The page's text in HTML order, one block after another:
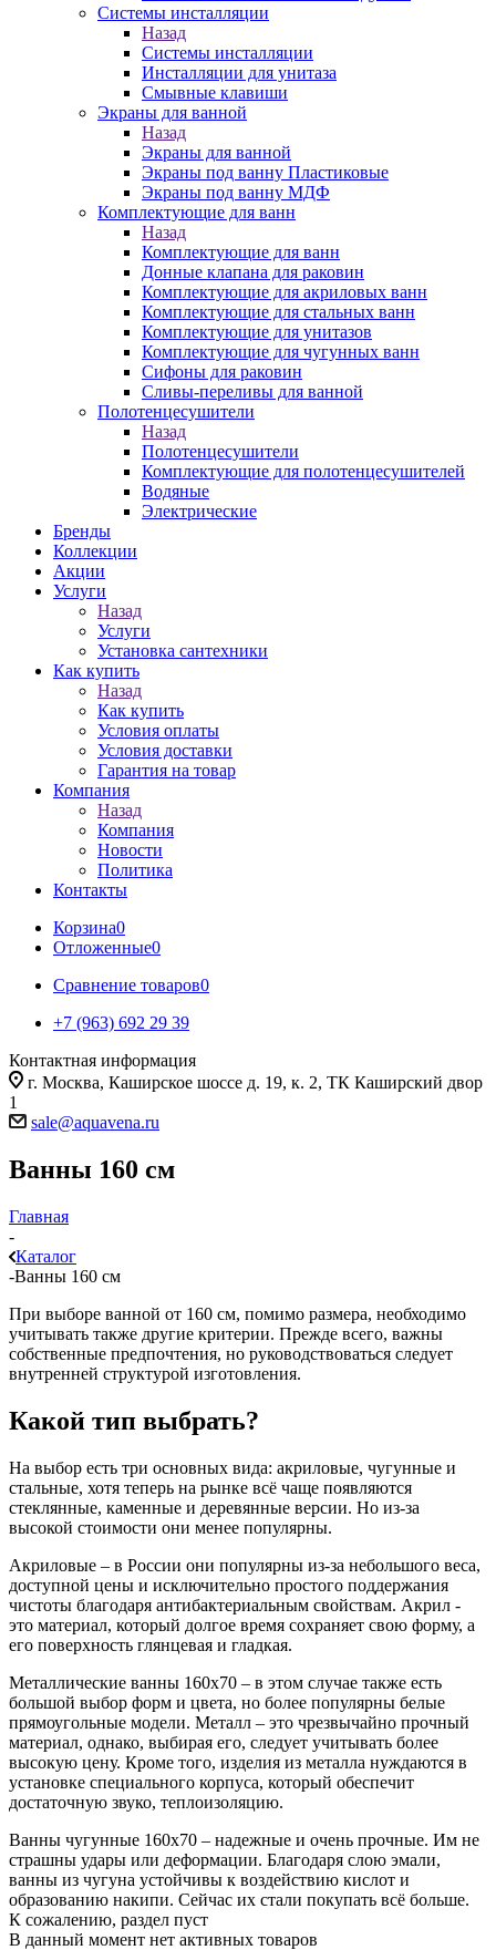
Системы инсталляции
Назад
Системы инсталляции
Инсталляции для унитаза
Смывные клавиши
Экраны для ванной
Назад
Экраны для ванной
Экраны под ванну Пластиковые
Экраны под ванну МДФ
Комплектующие для ванн
Назад
Комплектующие для ванн
Донные клапана для раковин
Комплектующие для акриловых ванн
Комплектующие для стальных ванн
Комплектующие для унитазов
Комплектующие для чугунных ванн
Сифоны для раковин
Сливы-переливы для ванной
Полотенцесушители
Назад
Полотенцесушители
Комплектующие для полотенцесушителей
Водяные
Электрические
Бренды
Коллекции
Акции
Услуги
Назад
Услуги
Установка сантехники
Как купить
Назад
Как купить
Условия оплаты
Условия доставки
Гарантия на товар
Компания
Назад
Компания
Новости
Политика
Контакты
Корзина0
Отложенные0
Сравнение товаров0
+7 (963) 692 29 39
Контактная информация
г. Москва, Каширское шоссе д. 19, к. 2, ТК Каширский двор
1
sale@aquavena.ru
Ванны 160 см
Главная
-
Каталог
-Ванны 160 см
При выборе ванной от 160 см, помимо размера, необходимо
учитывать также другие критерии. Прежде всего, важны
собственные предпочтения, но руководствоваться следует
внутренней структурой изготовления.
Какой тип выбрать?
На выбор есть три основных вида: акриловые, чугунные и
стальные, хотя теперь на рынке всё чаще появляются
стеклянные, каменные и деревянные версии. Но из-за
высокой стоимости они менее популярны.
Акриловые – в России они популярны из-за небольшого веса,
доступной цены и исключительно простого поддержания
чистоты благодаря антибактериальным свойствам. Акрил -
это материал, который долгое время сохраняет свою форму, а
его поверхность глянцевая и гладкая.
Металлические ванны 160х70 – в этом случае также есть
большой выбор форм и цвета, но более популярны белые
прямоугольные модели. Металл – это чрезвычайно прочный
материал, однако, выбирая его, следует учитывать более
высокую цену. Кроме того, изделия из металла нуждаются в
установке специального корпуса, который обеспечит
достаточную звуко, теплоизоляцию.
Ванны чугунные 160х70 – надежные и очень прочные. Им не
страшны удары или деформации. Благодаря слою эмали,
ванны из чугуна устойчивы к воздействию кислот и
образованию накипи. Сейчас их стали покупать всё больше.
К сожалению, раздел пуст
В данный момент нет активных товаров